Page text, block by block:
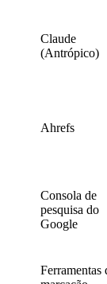
Claude
(Antrópico)
Ahrefs
Consola de
pesquisa do
Google
Ferramentas